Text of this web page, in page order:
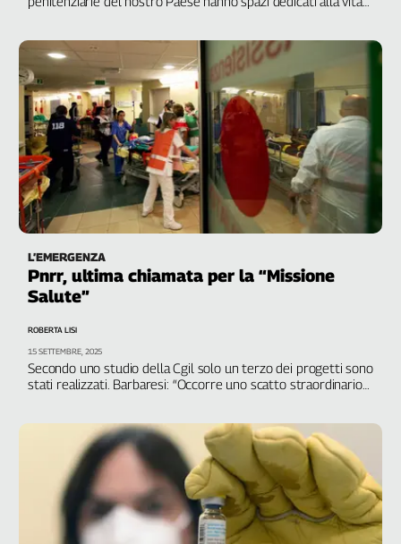
L’EMERGENZA
Pnrr, ultima chiamata per la “Missione
Salute”
Secondo uno studio della Cgil solo un terzo dei progetti sono
stati realizzati. Barbaresi: “Occorre uno scatto straordinario
ROBERTA LISI
15 SETTEMBRE, 2025